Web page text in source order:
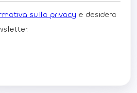
sulla privacy e desidero